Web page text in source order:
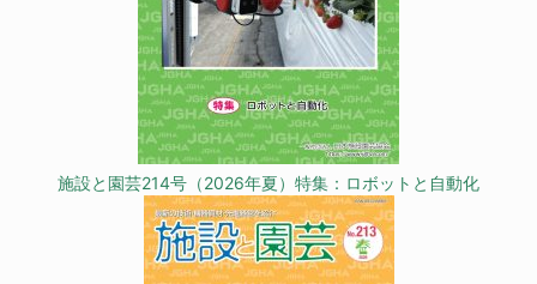
施設と園芸214号（2026年夏）特集：ロボットと自動化